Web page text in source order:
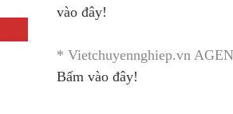
vào đây!
* Vietchuyennghiep.vn
Bấm vào đây!